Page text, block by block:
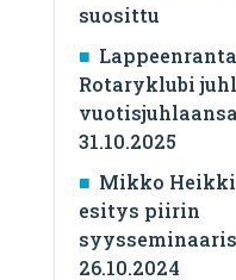
suosittu
Rotaryklubi
vuotisjuhlaansa
31.10.2025
Mikko
esitys piirin
26.10.2024